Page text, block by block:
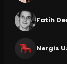
Fatih
Nergis